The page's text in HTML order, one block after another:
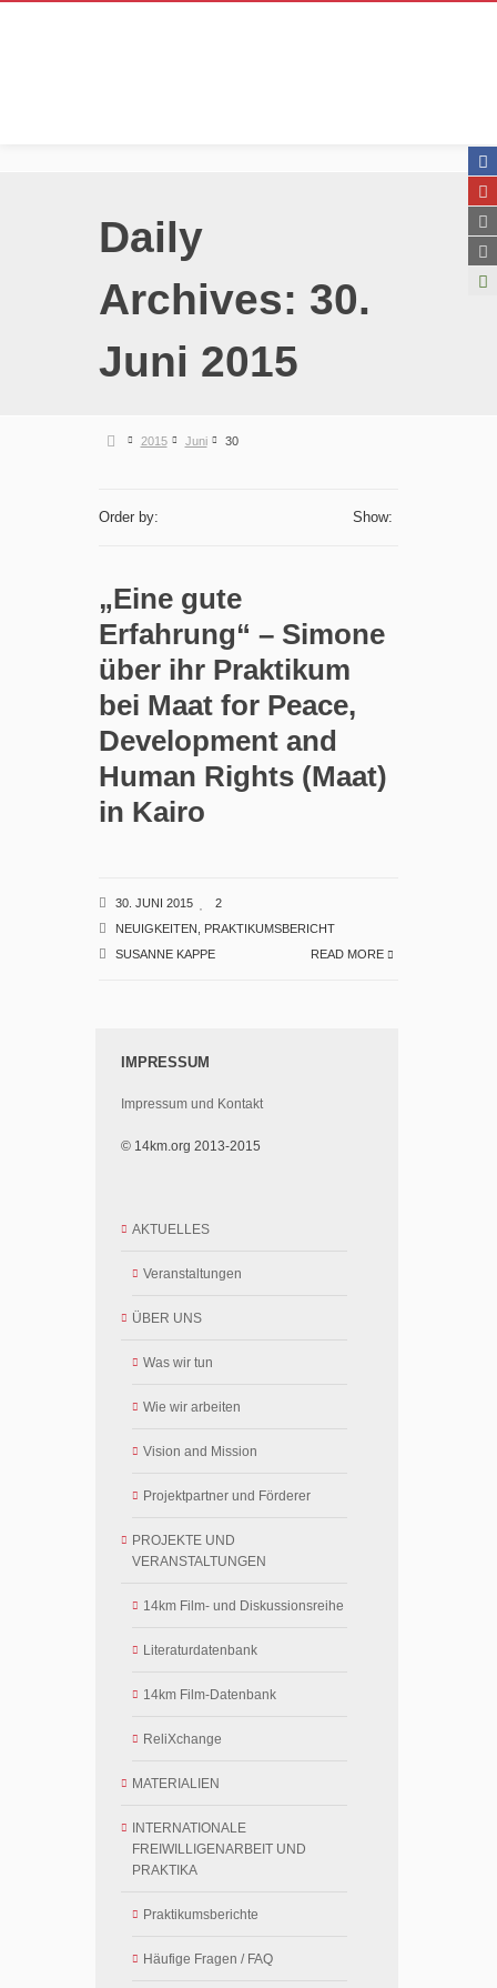
Daily
Archives: 30.
Juni 2015
2015 Juni 30
Order by: Show:
„Eine gute
Erfahrung“ – Simone
über ihr Praktikum
bei Maat for Peace,
Development and
Human Rights (Maat)
in Kairo
30. JUNI 2015
2
NEUIGKEITEN
PRAKTIKUMSBERICHT
SUSANNE KAPPE
READ MORE
IMPRESSUM
Impressum und Kontakt
© 14km.org 2013-2015
AKTUELLES
Veranstaltungen
ÜBER UNS
Was wir tun
Wie wir arbeiten
Vision and Mission
Projektpartner und Förderer
PROJEKTE UND
VERANSTALTUNGEN
14km Film- und Diskussionsreihe
Literaturdatenbank
14km Film-Datenbank
ReliXchange
MATERIALIEN
INTERNATIONALE
FREIWILLIGENARBEIT UND
PRAKTIKA
Praktikumsberichte
Häufige Fragen / FAQ